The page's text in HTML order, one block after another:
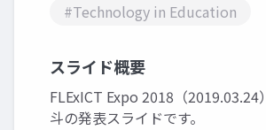
#Technology in Education
スライド概要
FLExICT Expo 2018（2019.03.24
斗の発表スライドです。